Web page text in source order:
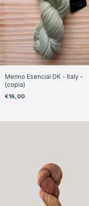
Merino Esencial DK - Italy -
(copia)
€16,00